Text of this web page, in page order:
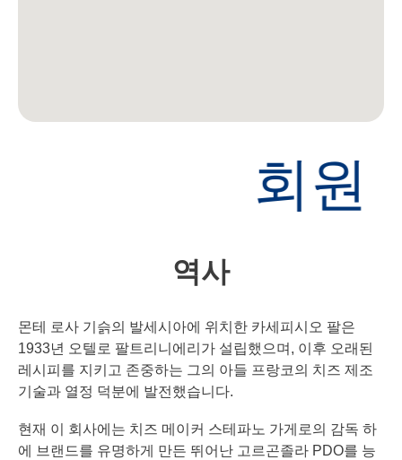
회원
역사
몬테 로사 기슭의 발세시아에 위치한 카세피시오 팔은
1933년 오텔로 팔트리니에리가 설립했으며, 이후 오래된
레시피를 지키고 존중하는 그의 아들 프랑코의 치즈 제조
기술과 열정 덕분에 발전했습니다.
현재 이 회사에는 치즈 메이커 스테파노 가게로의 감독 하
에 브랜드를 유명하게 만든 뛰어난 고르곤졸라 PDO를 능